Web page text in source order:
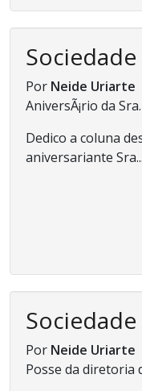
Por Neide Uriarte
AniversÃ¡rio da
Dedico a coluna
aniversariante Sra...
Por Neide Uriarte
Posse da diretoria